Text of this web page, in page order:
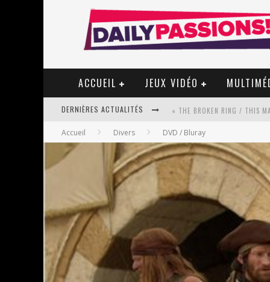
ACCUEIL JEUX VIDÉO
DERNIÈRES ACTUALITÉS « MON VILLAGE RÉVOLTÉ » -
STAR FOX
PSYRIVER 2026 : LA MAGIE
« MOFUSAND / PARLER
ASSASSIN'S CREED BLACK FLAG
Accueil Divers DVD / Bluray